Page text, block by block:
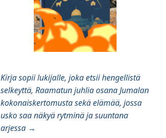
Kirja sopii lukijalle, joka etsii hengellistä
selkeyttä, Raamatun juhlia osana Jumalan
kokonaiskertomusta sekä elämää, jossa
usko saa näkyä rytminä ja suuntana
arjessa →